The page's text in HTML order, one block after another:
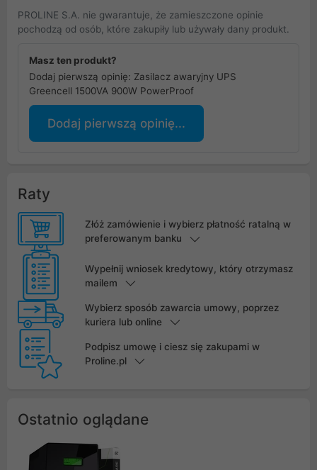
PROLINE S.A. nie gwarantuje, że zamieszczone opinie
pochodzą od osób, które zakupiły lub używały dany produkt.
Masz ten produkt?
Dodaj pierwszą opinię: Zasilacz awaryjny UPS
Greencell 1500VA 900W PowerProof
Dodaj pierwszą opinię...
Raty
Złóż zamówienie i wybierz płatność ratalną w
preferowanym banku
Wypełnij wniosek kredytowy, który otrzymasz
mailem
Wybierz sposób zawarcia umowy, poprzez
kuriera lub online
Podpisz umowę i ciesz się zakupami w
Proline.pl
Ostatnio oglądane